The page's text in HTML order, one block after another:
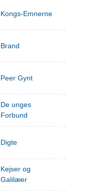
Kongs-Emnerne
Brand
Peer Gynt
De unges
Forbund
Digte
Kejser og
Galilæer